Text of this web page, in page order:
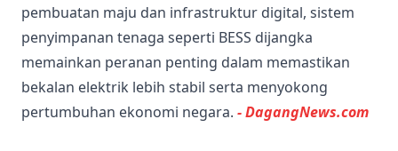
pembuatan maju dan infrastruktur digital, sistem
penyimpanan tenaga seperti BESS dijangka
memainkan peranan penting dalam memastikan
bekalan elektrik lebih stabil serta menyokong
pertumbuhan ekonomi negara. - DagangNews.com